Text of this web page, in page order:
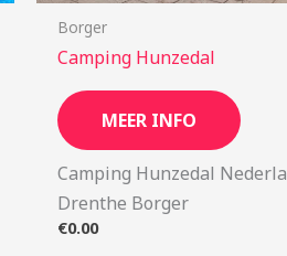
Borger
Camping Hunzedal
MEER INFO
Camping Hunzedal
Drenthe Borger
€0.00